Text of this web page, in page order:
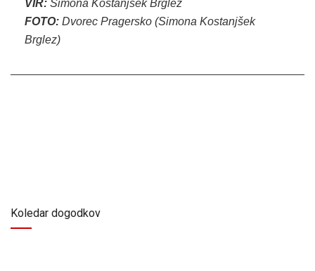
VIR: Simona Kostanjšek Brglez
FOTO: Dvorec Pragersko (Simona Kostanjšek
Brglez)
Koledar dogodkov